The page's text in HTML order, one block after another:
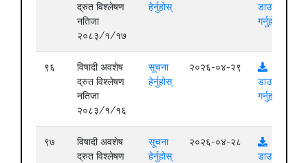
द्रुत विश्लेषण
नतिजा
२०८३/१/१७
हेर्नुहोस्
डाउनलोड
गर्नुहोस्
९६
विषादी अवशेष
द्रुत विश्लेषण
नतिजा
२०८३/१/१६
सूचना
हेर्नुहोस्
२०२६-०४-२९
डाउनलोड
गर्नुहोस्
९७
विषादी अवशेष
द्रुत विश्लेषण
सूचना
हेर्नुहोस्
२०२६-०४-२८
डाउनलोड